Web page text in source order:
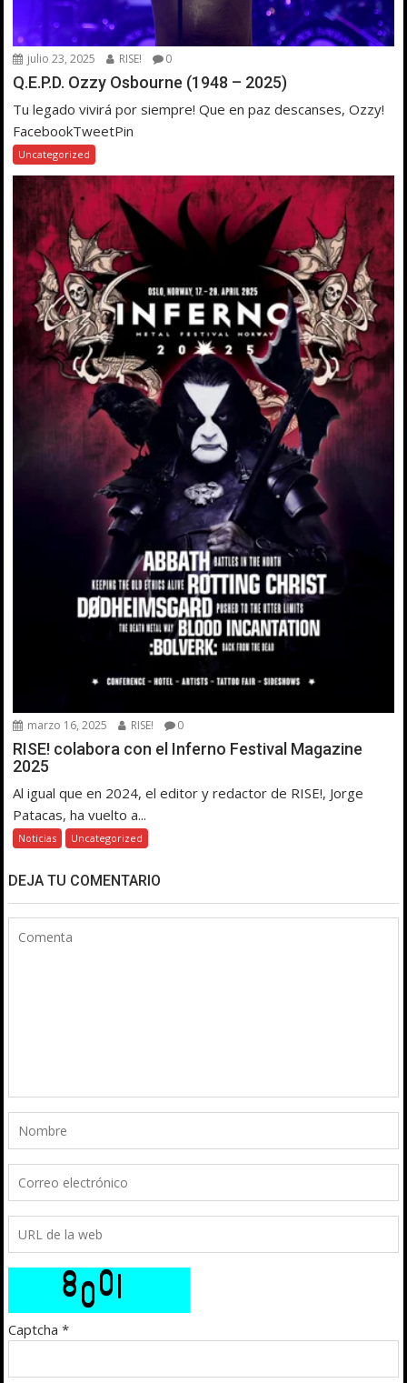
julio 23, 2025 RISE! 0
Q.E.P.D. Ozzy Osbourne (1948 – 2025)
Tu legado vivirá por siempre! Que en paz descanses, Ozzy!
FacebookTweetPin
Uncategorized
marzo 16, 2025 RISE! 0
RISE! colabora con el Inferno Festival Magazine
2025
Al igual que en 2024, el editor y redactor de RISE!, Jorge
Patacas, ha vuelto a...
Noticias Uncategorized
DEJA TU COMENTARIO
Captcha *